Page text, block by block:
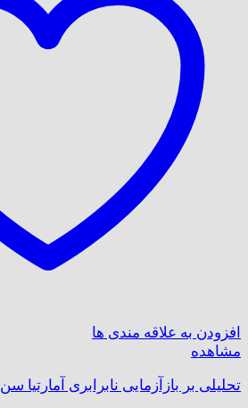
افزودن به علاقه مندی ها
مشاهده
تحلیلی بر بازآزمایی نابرابری آمارتیا سن